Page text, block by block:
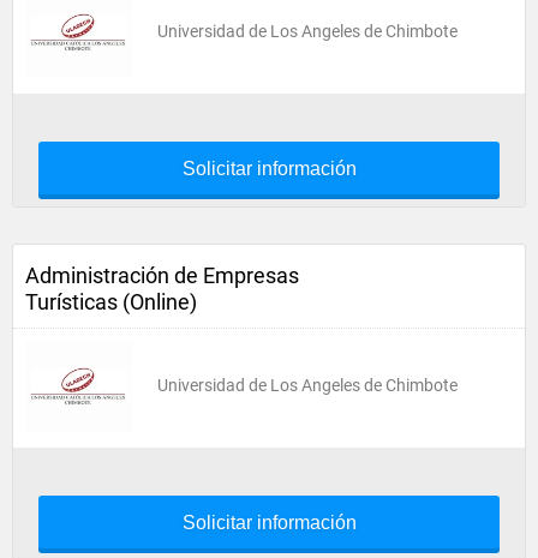
Universidad de Los Angeles de Chimbote
Solicitar información
Administración de Empresas
Turísticas (Online)
Universidad de Los Angeles de Chimbote
Solicitar información